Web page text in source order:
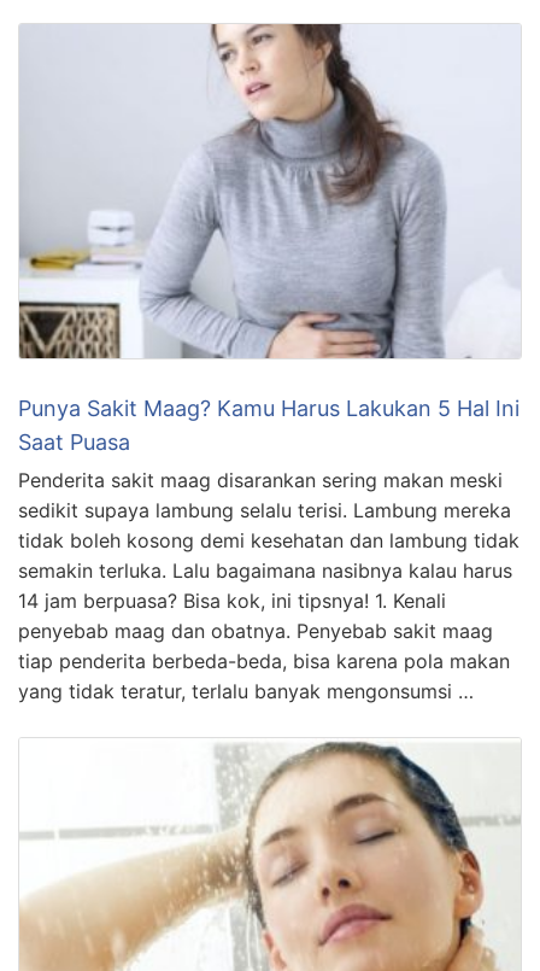
Punya Sakit Maag? Kamu Harus Lakukan 5 Hal Ini
Saat Puasa
Penderita sakit maag disarankan sering makan meski
sedikit supaya lambung selalu terisi. Lambung mereka
tidak boleh kosong demi kesehatan dan lambung tidak
semakin terluka. Lalu bagaimana nasibnya kalau harus
14 jam berpuasa? Bisa kok, ini tipsnya! 1. Kenali
penyebab maag dan obatnya. Penyebab sakit maag
tiap penderita berbeda-beda, bisa karena pola makan
yang tidak teratur, terlalu banyak mengonsumsi …